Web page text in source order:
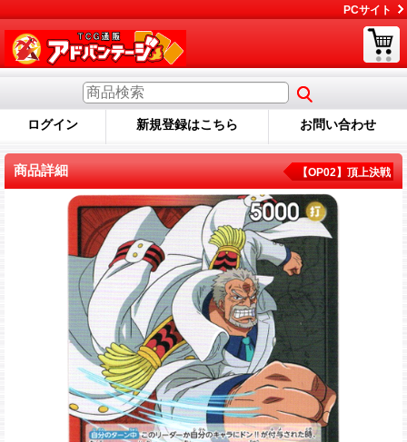
PCサイト
ログイン 新規登録はこちら お問い合わせ
商品詳細 【OP02】頂上決戦